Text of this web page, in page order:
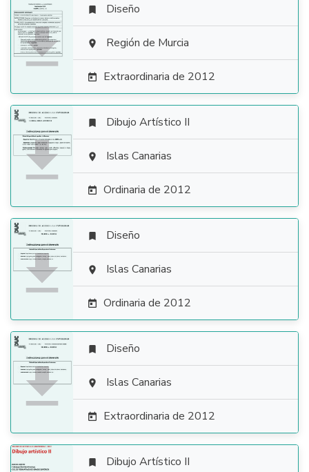

 Diseño
 Región de Murcia
 Extraordinaria de 2012

 Dibujo Artístico II
 Islas Canarias
 Ordinaria de 2012

 Diseño
 Islas Canarias
 Ordinaria de 2012

 Diseño
 Islas Canarias
 Extraordinaria de 2012
 Dibujo Artístico II